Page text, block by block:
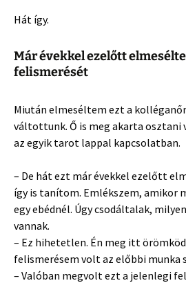
Hát így.
Már évekkel ezelőtt
felismerését
Miután elmeséltem ezt a
váltottunk. Ő is meg akarta osztani
az egyik tarot lappal kapcsolatban.
– De hát ezt már évekkel ezelőtt
így is tanítom. Emlékszem, amikor
egy ebédnél. Úgy csodáltalak,
vannak.
– Ez hihetetlen. Én meg itt
felismerésem volt az előbbi munka
– Valóban megvolt ezt a jelenlegi